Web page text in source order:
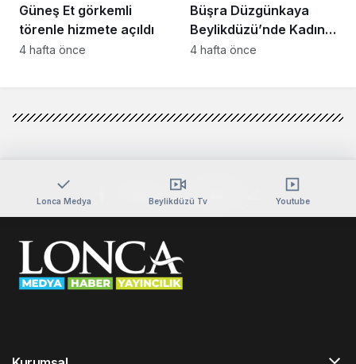
Güneş Et görkemli
törenle hizmete açıldı
4 hafta önce
Büşra Düzgünkaya
Beylikdüzü’nde Kadın
Girişimcilerle Buluştu
4 hafta önce
Lonca Medya Beylikdüzü Tv Youtube